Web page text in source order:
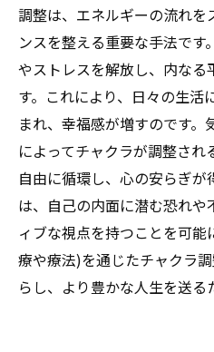
調整は、エネルギーの流れを
ンスを整える重要な手法で
やストレスを解放し、内なる
す。これにより、日々の生活
まれ、幸福感が増すのです
によってチャクラが調整され
自由に循環し、心の安らぎが
は、自己の内面に潜む恐れ
ィブな視点を持つことを可
療や療法)を通じたチャクラ
らし、より豊かな人生を送る